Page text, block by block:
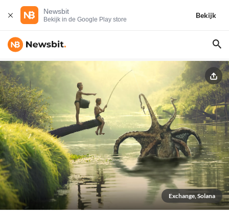
Newsbit
Bekijk in de Google Play store
Bekijk
Exchange, Solana